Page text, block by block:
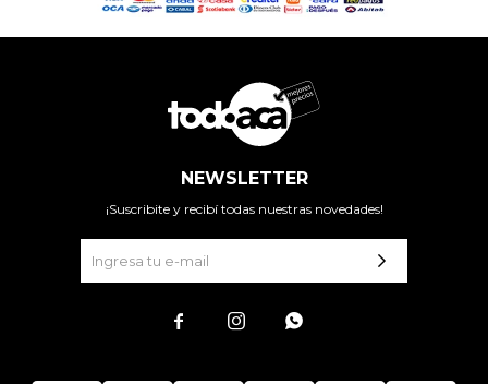
NEWSLETTER
¡Suscribite y recibí todas nuestras novedades!
  